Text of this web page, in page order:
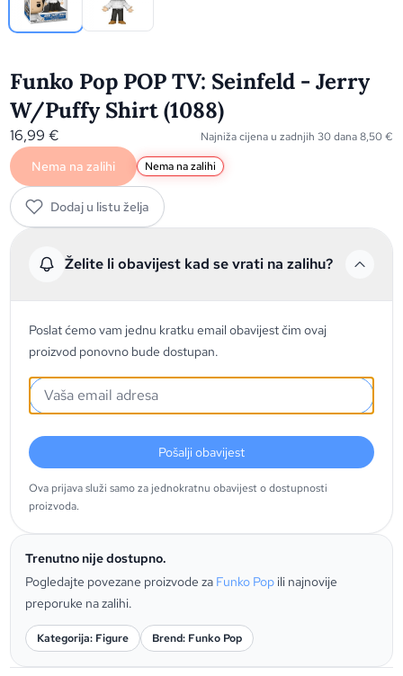
Funko Pop POP TV: Seinfeld - Jerry
W/Puffy Shirt (1088)
16,99€ Najniža cijena u zadnjih 30 dana8,50€
Nema na zalihi Nema na zalihi
Dodaj u listu želja
Želite li obavijest kad se vrati na zalihu?
Poslat ćemo vam jednu kratku email obavijest čim ovaj
proizvod ponovno bude dostupan.
Pošalji obavijest
Ova prijava služi samo za jednokratnu obavijest o dostupnosti
proizvoda.
Trenutno nije dostupno.
Pogledajte povezane proizvode za Funko Pop ili najnovije
preporuke na zalihi.
Kategorija: Figure Brend: Funko Pop